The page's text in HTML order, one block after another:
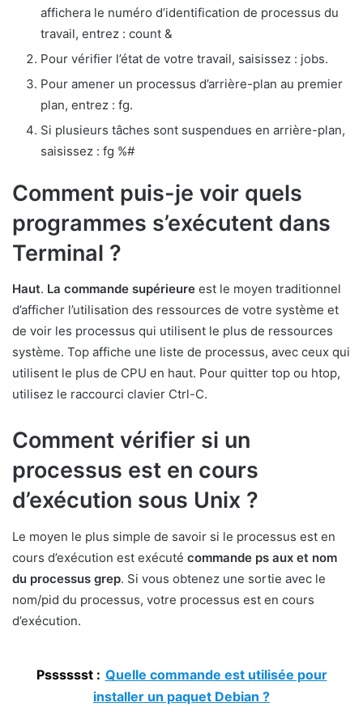
affichera le numéro d’identification de processus du
travail, entrez : count &
Pour vérifier l’état de votre travail, saisissez : jobs.
Pour amener un processus d’arrière-plan au premier
plan, entrez : fg.
Si plusieurs tâches sont suspendues en arrière-plan,
saisissez : fg %#
Comment puis-je voir quels
programmes s’exécutent dans
Terminal ?
Haut. La commande supérieure est le moyen traditionnel
d’afficher l’utilisation des ressources de votre système et
de voir les processus qui utilisent le plus de ressources
système. Top affiche une liste de processus, avec ceux qui
utilisent le plus de CPU en haut. Pour quitter top ou htop,
utilisez le raccourci clavier Ctrl-C.
Comment vérifier si un
processus est en cours
d’exécution sous Unix ?
Le moyen le plus simple de savoir si le processus est en
cours d’exécution est exécuté commande ps aux et nom
du processus grep. Si vous obtenez une sortie avec le
nom/pid du processus, votre processus est en cours
d’exécution.
Psssssst : Quelle commande est utilisée pour
installer un paquet Debian ?